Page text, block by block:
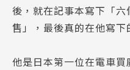
後，就在記事本寫下「
售」，最後真的在他寫下
他是日本第一位在電車